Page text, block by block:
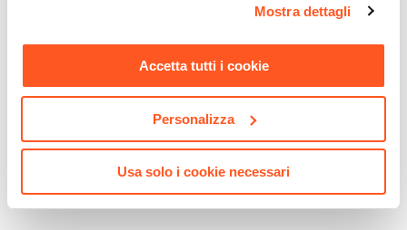
momento. Per maggiori informazioni si invita a leggere la
nostraCookie Policy.
Mostra dettagli
Accetta tutti i cookie
Personalizza
Usa solo i cookie necessari
Sanitari filomuro in
con sedile softclose bianco
lucido - Nadir
CODICE:
Box 3 lati 80x80x80 cm
temperato 6mm
trasparente 185h - Young